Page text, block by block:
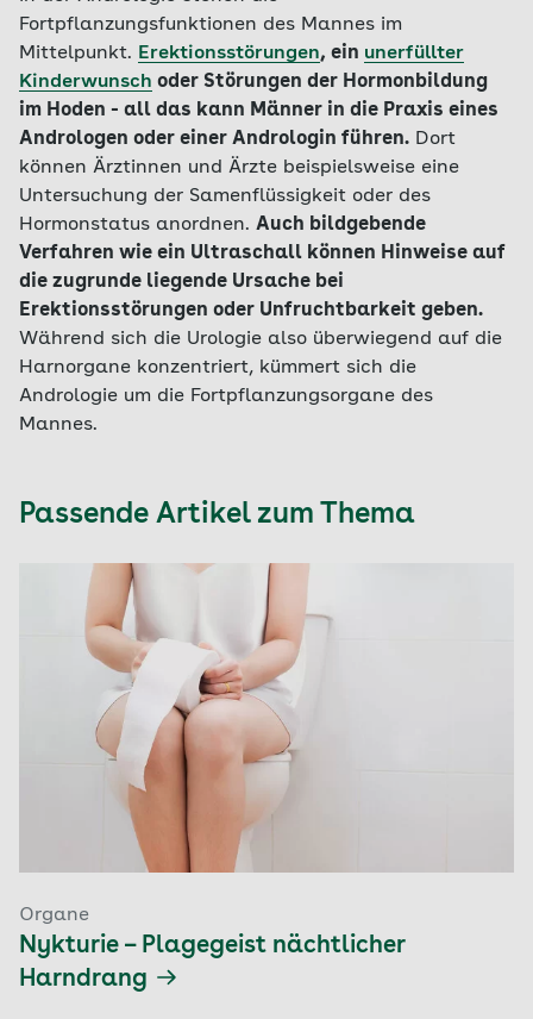
Fortpflanzungsfunktionen des Mannes im
Mittelpunkt. Erektionsstörungen, ein unerfüllter
Kinderwunsch oder Störungen der Hormonbildung
im Hoden - all das kann Männer in die Praxis eines
Andrologen oder einer Andrologin führen. Dort
können Ärztinnen und Ärzte beispielsweise eine
Untersuchung der Samenflüssigkeit oder des
Hormonstatus anordnen. Auch bildgebende
Verfahren wie ein Ultraschall können Hinweise auf
die zugrunde liegende Ursache bei
Erektionsstörungen oder Unfruchtbarkeit geben.
Während sich die Urologie also überwiegend auf die
Harnorgane konzentriert, kümmert sich die
Andrologie um die Fortpflanzungsorgane des
Mannes.
Passende Artikel zum Thema
Organe
Nykturie – Plagegeist nächtlicher
Harndrang